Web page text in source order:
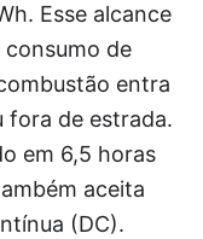
Esse alcance
de
entra
fora de estrada.
em 6,5 horas
aceita
(DC).